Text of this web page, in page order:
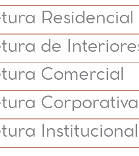
Residencial
de
Comercial
Corporativa
Institucional